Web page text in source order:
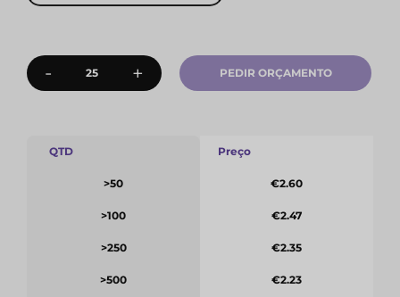
- + PEDIR ORÇAMENTO
QTD
>50
>100
>250
>500
Preço
€2.60
€2.47
€2.35
€2.23